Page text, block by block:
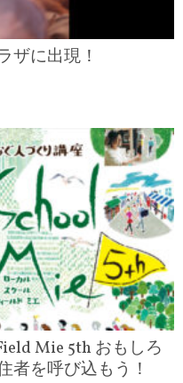
ザに出現！
Mie 5th おもしろ
者を呼び込もう！